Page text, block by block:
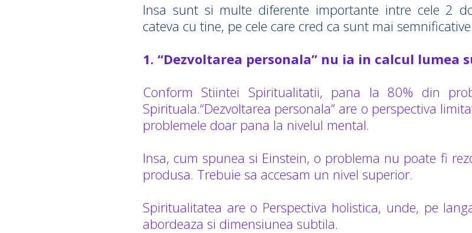
Insa sunt si multe diferente importante intre cele 2
cateva cu tine, pe cele care cred ca sunt mai
1. “Dezvoltarea personala” nu ia in calcul lumea
Conform Stiintei Spiritualitatii, pana la 80% din
Spirituala.“Dezvoltarea personala” are o perspectiva
problemele doar pana la nivelul mental.
Insa, cum spunea si Einstein, o problema nu poate fi
produsa. Trebuie sa accesam un nivel superior.
Spiritualitatea are o Perspectiva holistica, unde, pe
abordeaza si dimensiunea subtila.